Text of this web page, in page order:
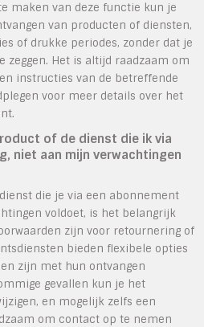
maken van deze functie kun je
van producten of diensten,
of drukke periodes, zonder dat je
zeggen. Het is altijd raadzaam om
instructies van de betreffende
voor meer details over het
of de dienst die ik via
niet aan mijn verwachtingen
die je via een abonnement
voldoet, is het belangrijk
zijn voor retournering of
bieden flexibele opties
zijn met hun ontvangen
gevallen kun je het
en mogelijk zelfs een
om contact op te nemen